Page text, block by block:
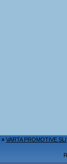
» VARTA PROMOTIVE SLI